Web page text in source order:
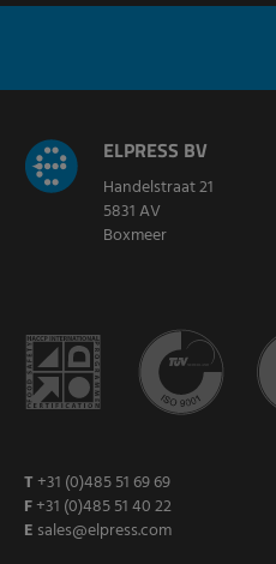
ELPRESS BV
Handelstraat 21
5831 AV
Boxmeer
T +31 (0)485 51 69 69
F+31 (0)485 51 40 22
E sales@elpress.com